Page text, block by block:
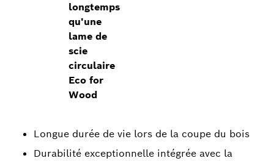
longtemps
qu'une
lame de
scie
circulaire
Eco for
Wood
Longue durée de vie lors de la coupe du bois
Durabilité exceptionnelle intégrée avec la